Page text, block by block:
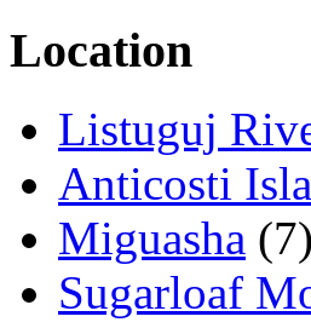
Location
Listuguj
Anticosti
Miguasha (7)
Sugarloaf